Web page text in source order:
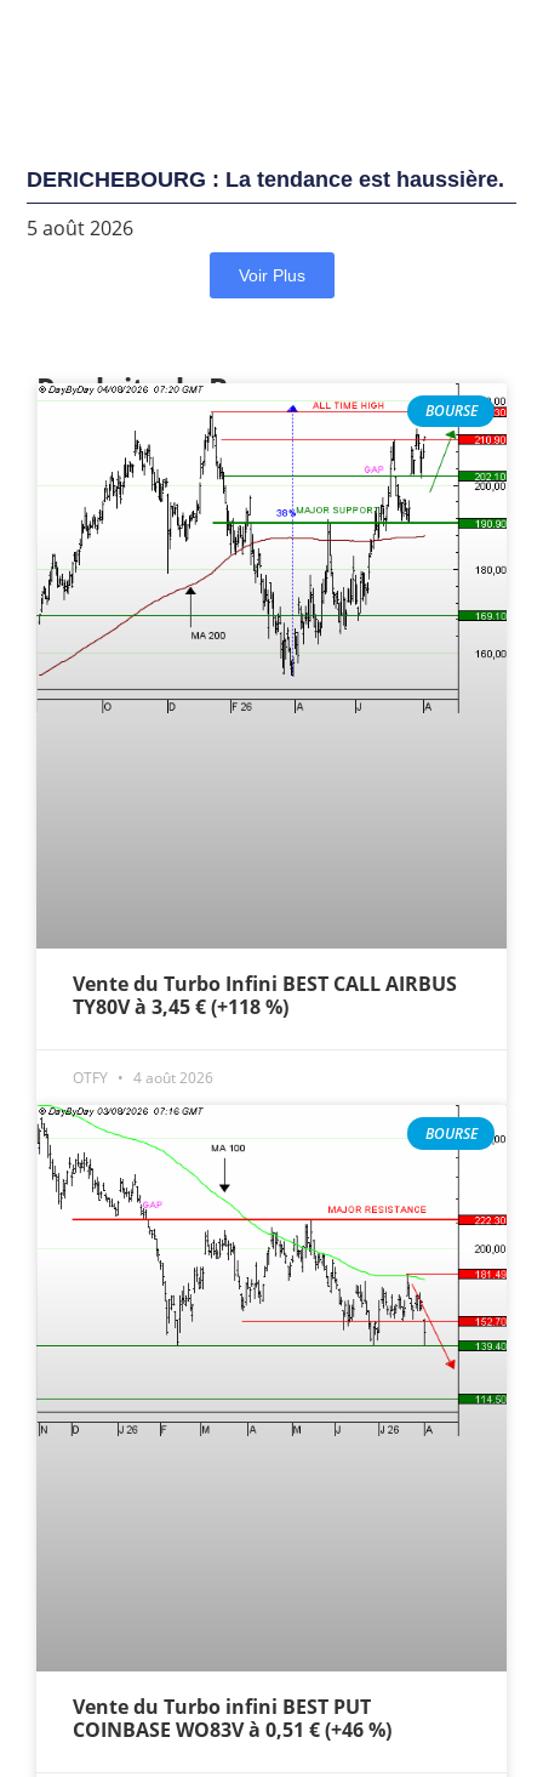
DERICHEBOURG : La tendance est haussière.
5 août 2026
Voir Plus
Produits de Bourse
BOURSE
Vente du Turbo Infini BEST CALL AIRBUS
TY80V à 3,45 € (+118 %)
OTFY 4 août 2026
BOURSE
Vente du Turbo infini BEST PUT
COINBASE WO83V à 0,51 € (+46 %)